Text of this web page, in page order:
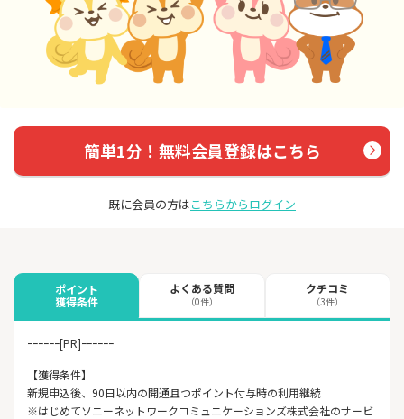
簡単1分！無料会員登録はこちら
既に会員の方はこちらからログイン
ポイント
獲得条件
よくある質問
（0件）
クチコミ
（3件）
ｰｰｰｰｰｰ[PR]ｰｰｰｰｰｰ
【獲得条件】
新規申込後、90日以内の開通且つポイント付与時の利用継続
※はじめてソニーネットワークコミュニケーションズ株式会社のサービ